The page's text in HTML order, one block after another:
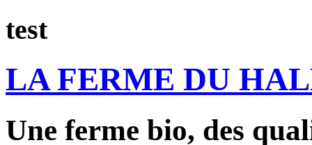
test
LA FERME DU
Une ferme bio, des